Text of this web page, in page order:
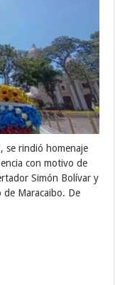
se rindió homenaje
con motivo de
Simón Bolívar y
de Maracaibo. De